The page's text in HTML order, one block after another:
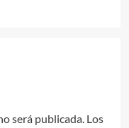
será publicada. Los